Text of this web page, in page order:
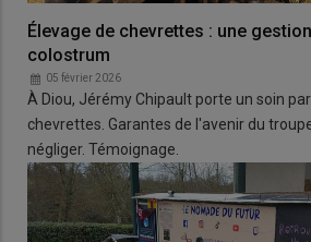
Élevage de chevrettes : une
colostrum
05 février 2026
À Diou, Jérémy Chipault porte un soin
chevrettes. Garantes de l'avenir du
négliger. Témoignage.